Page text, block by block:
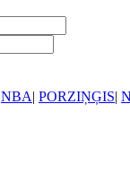
NBA| PORZIŅĢIS|